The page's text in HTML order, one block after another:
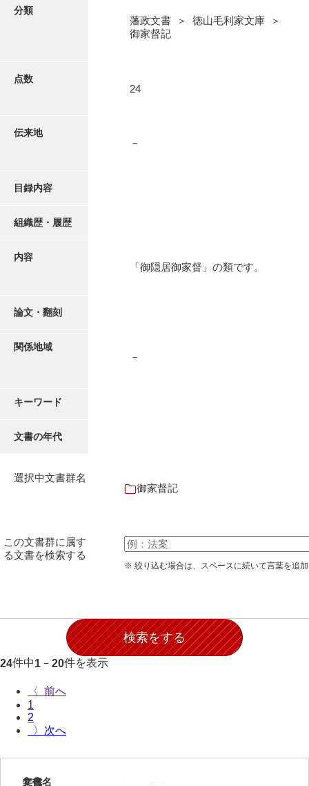
江府書簡録
御広式日記
御書出控
御家譜
御家督記
御引越記
分類
藩政文書 ＞ 徳山毛利家文庫 ＞
御家督記
点数
24
伝来地
－
目録内容
組織歴・履歴
内容
「御隠居御家督」の類です。
論文・翻刻
関係地域
－
キーワード
文書の年代
選択中文書群名
御家督記
この文書群に属す
る文書を検索する
※ 絞り込む場合は、スペースに続いて言葉を追
24件中1 － 20件を表示
〈
1
2
〉
1
文書名
年代